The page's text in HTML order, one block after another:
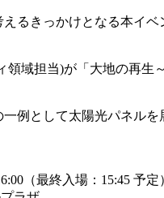
るきっかけとなる本イ
領域担当)が「大地の再
例として太陽光パネル
（最終入場：15:45 予定